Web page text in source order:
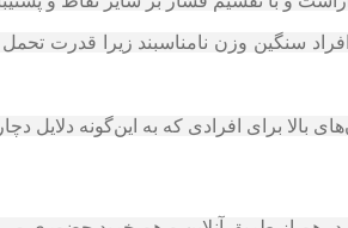
سنگین وزن نامناسبند زیرا قدرت تحمل
برای افرادی که به این‌گونه دلایل